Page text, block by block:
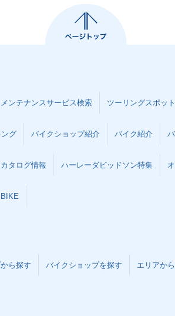
メンテナンスサービス検索 ツーリングスポット
グ バイクショップ紹介 バイク紹介
タログ情報 ハーレーダビッドソン特集
ら探す バイクショップを探す エリアか